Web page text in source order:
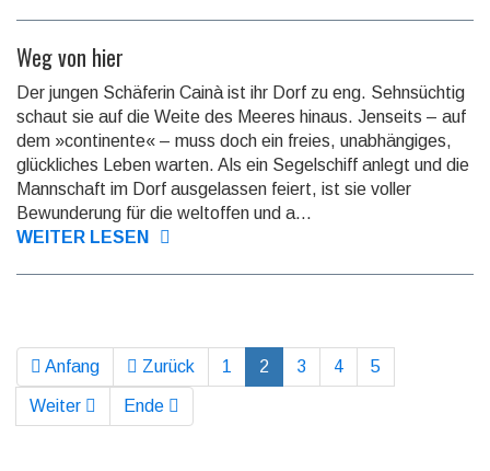
Weg von hier
Der jungen Schäferin Cainà ist ihr Dorf zu eng. Sehnsüchtig
schaut sie auf die Weite des Meeres hinaus. Jenseits – auf
dem »continente« – muss doch ein freies, unab­hängi­ges,
glückliches Leben warten. Als ein Segel­schiff anlegt und die
Mann­schaft im Dorf ausge­lassen feiert, ist sie voller
Bewun­derung für die welt­offen und a...
WEITER LESEN
Anfang Zurück 1 2 3 4 5
Weiter Ende